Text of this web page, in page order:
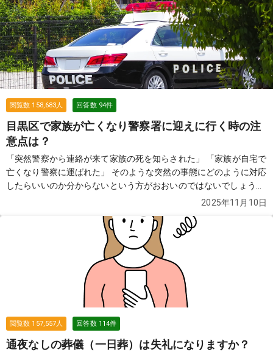
閲覧数 158,683人 回答数 94件
目黒区で家族が亡くなり警察署に迎えに行く時の注
意点は？
「突然警察から連絡が来て家族の死を知らされた」 「家族が自宅で
亡くなり警察に運ばれた」 そのような突然の事態にどのように対応
したらいいのか分からないという方がおおいのではないでしょう
か。この質問では故人が亡くなり警察が介入した際の流れや費用な
2025年11月10日
閲覧数 157,557人 回答数 114件
通夜なしの葬儀（一日葬）は失礼になりますか？